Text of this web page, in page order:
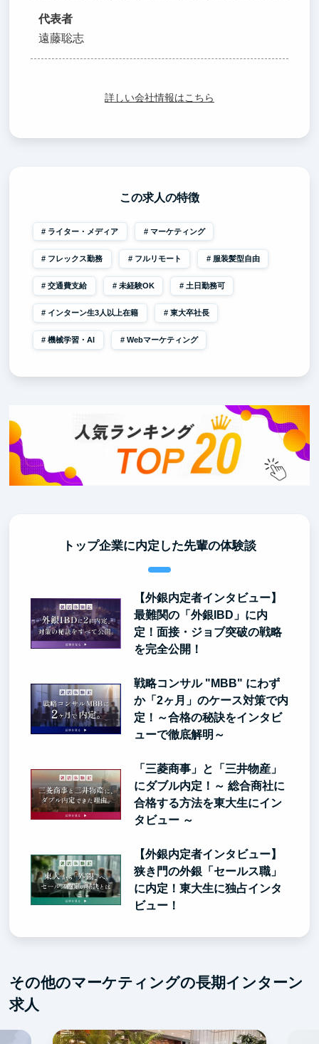
代表者
遠藤聡志
詳しい会社情報はこちら
この求人の特徴
ライター・メディア マーケティング
フレックス勤務 フルリモート 服装髪型自由
交通費支給 未経験OK 土日勤務可
インターン生3人以上在籍 東大卒社長
機械学習・AI Webマーケティング
トップ企業に内定した先輩の体験談
【外銀内定者インタビュー】
最難関の「外銀IBD」に内
定！面接・ジョブ突破の戦略
を完全公開！
戦略コンサル "MBB" にわず
か「2ヶ月」のケース対策で内
定！～合格の秘訣をインタビ
ューで徹底解明～
「三菱商事」と「三井物産」
にダブル内定！～ 総合商社に
合格する方法を東大生にイン
タビュー ～
【外銀内定者インタビュー】
狭き門の外銀「セールス職」
に内定！東大生に独占インタ
ビュー！
その他のマーケティングの長期インターン
求人